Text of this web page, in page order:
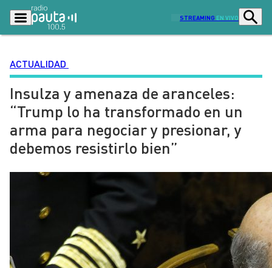
STREAMING EN VIVO
Podcasts Programas
Lo Último Actualidad
Ciudad Economía
Entretención y Cultura Opinión
Dato en Pauta Señal 2
Contenido Patrocinado
ACTUALIDAD
Insulza y amenaza de aranceles:
“Trump lo ha transformado en un
arma para negociar y presionar, y
debemos resistirlo bien”